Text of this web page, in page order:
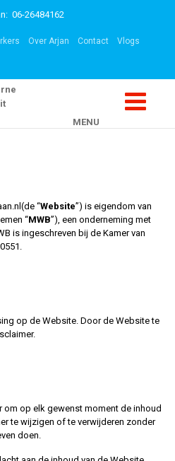
06-26484162
Over Arjan Contact Vlogs
MENU
“Website”) is eigendom van
“MWB”), een onderneming met
is ingeschreven bij de Kamer van
op de Website. Door de Website te
om op elk gewenst moment de inhoud
te wijzigen of te verwijderen zonder
doen.